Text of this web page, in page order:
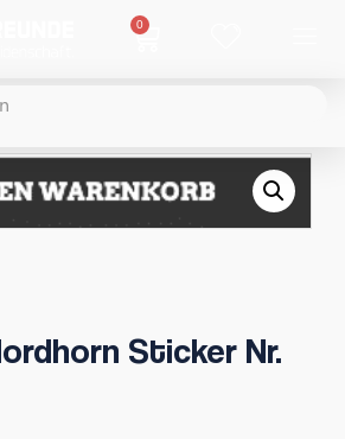
0
Sticker Nr.